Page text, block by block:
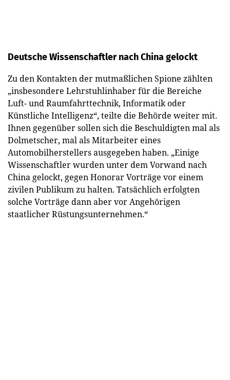
Deutsche Wissenschaftler nach China gelockt
Zu den Kontakten der mutmaßlichen Spione zählten
„insbesondere Lehrstuhlinhaber für die Bereiche
Luft- und Raumfahrttechnik, Informatik oder
Künstliche Intelligenz“, teilte die Behörde weiter mit.
Ihnen gegenüber sollen sich die Beschuldigten mal als
Dolmetscher, mal als Mitarbeiter eines
Automobilherstellers ausgegeben haben. „Einige
Wissenschaftler wurden unter dem Vorwand nach
China gelockt, gegen Honorar Vorträge vor einem
zivilen Publikum zu halten. Tatsächlich erfolgten
solche Vorträge dann aber vor Angehörigen
staatlicher Rüstungsunternehmen.“